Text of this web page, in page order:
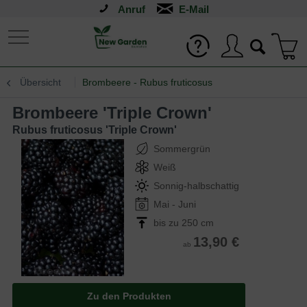
Anruf
Übersicht Brombeere - Rubus fruticosus
Brombeere 'Triple Crown'
Rubus fruticosus 'Triple Crown'
Sommergrün
Weiß
Sonnig-halbschattig
Mai - Juni
bis zu 250 cm
ab 13,90 €
Zu den Produkten